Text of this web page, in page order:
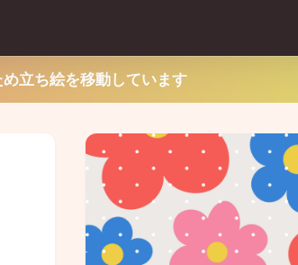
立ち絵を移動しています